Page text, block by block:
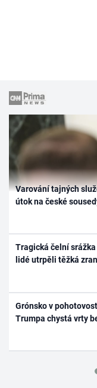
Varování tajných
útok na české
Tragická čelní
lidé utrpěli těžká
Grónsko v
Trumpa chystá vrty